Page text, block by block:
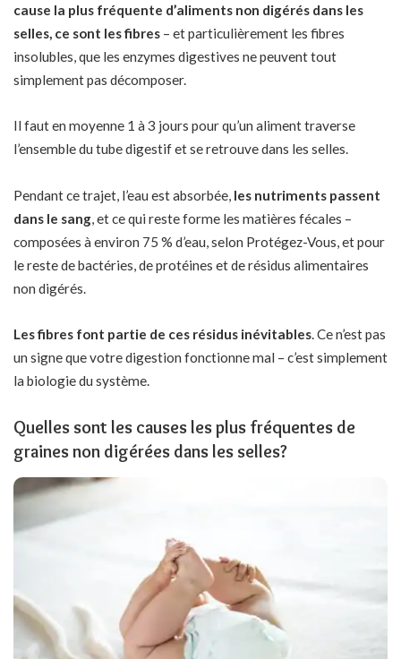
cause la plus fréquente d’aliments non digérés dans les
selles, ce sont les fibres – et particulièrement les fibres
insolubles, que les enzymes digestives ne peuvent tout
simplement pas décomposer.
Il faut en moyenne 1 à 3 jours pour qu’un aliment traverse
l’ensemble du tube digestif et se retrouve dans les selles.
Pendant ce trajet, l’eau est absorbée, les nutriments passent
dans le sang , et ce qui reste forme les matières fécales –
composées à environ 75 % d’eau, selon Protégez-Vous, et pour
le reste de bactéries, de protéines et de résidus alimentaires
non digérés.
Les fibres font partie de ces résidus inévitables. Ce n’est pas
un signe que votre digestion fonctionne mal – c’est simplement
la biologie du système.
Quelles sont les causes les plus fréquentes de
graines non digérées dans les selles?